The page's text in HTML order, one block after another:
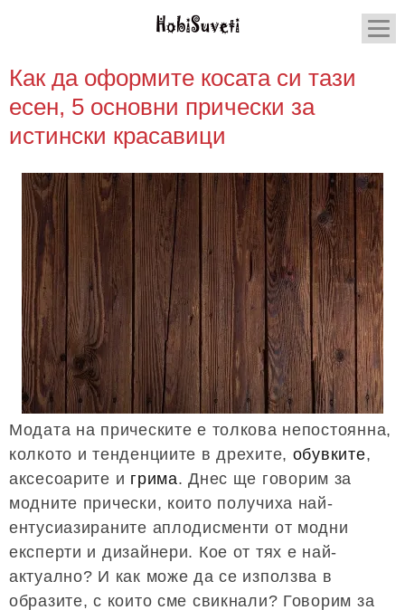
Как да оформите косата си тази
есен, 5 основни прически за
истински красавици
Модата на прическите е толкова непостоянна,
колкото и тенденциите в дрехите, обувките,
аксесоарите и грима. Днес ще говорим за
модните прически, които получиха най-
ентусиазираните аплодисменти от модни
експерти и дизайнери. Кое от тях е най-
актуално? И как може да се използва в
образите, с които сме свикнали? Говорим за